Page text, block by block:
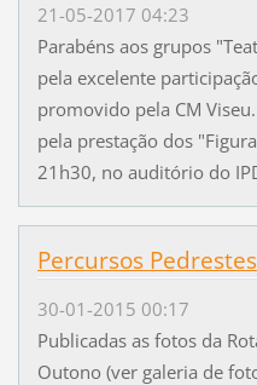
21-05-2017 04:23
Parabéns aos grupos
pela excelente
promovido pela CM
pela prestação dos
21h30, no auditório do
Percursos Pedrestes
30-01-2015 00:17
Publicadas as fotos da
Outono (ver galeria de